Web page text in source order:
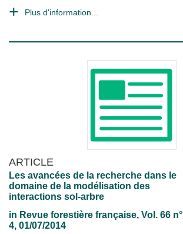
Plus d'information...
ARTICLE
Les avancées de la recherche dans le
domaine de la modélisation des
interactions sol-arbre
in Revue forestière française, Vol. 66 n°
4, 01/07/2014